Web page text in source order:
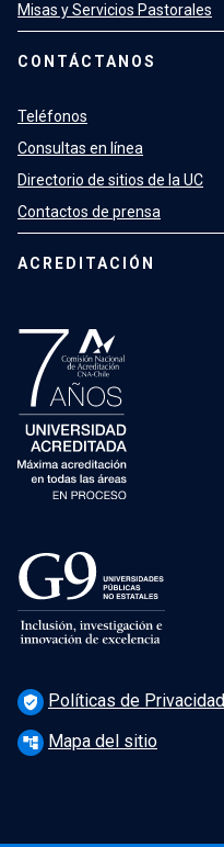
Misas y Servicios Pastorales
CONTÁCTANOS
Teléfonos
Consultas en línea
Directorio de sitios de la UC
Contactos de prensa
ACREDITACIÓN
verified_user Políticas de Privacidad
account_tree Mapa del sitio